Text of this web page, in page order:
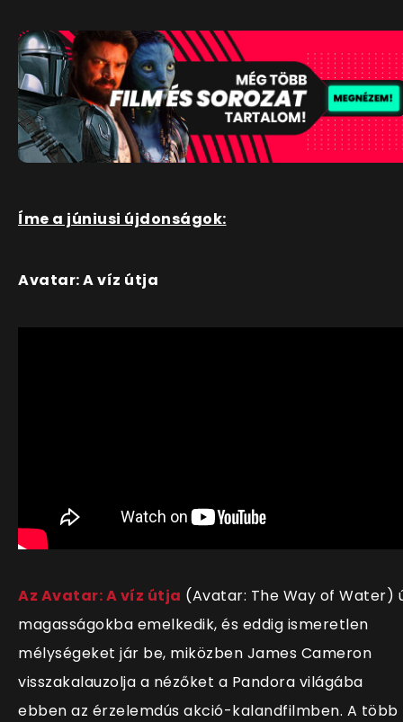
Íme a júniusi újdonságok:
Avatar: A víz útja
Az Avatar: A víz útja (Avatar: The Way of Water)
magasságokba emelkedik, és eddig ismeretlen
mélységeket jár be, miközben James Cameron
visszakalauzolja a nézőket a Pandora világába
ebben az érzelemdús akció-kalandfilmben. A több